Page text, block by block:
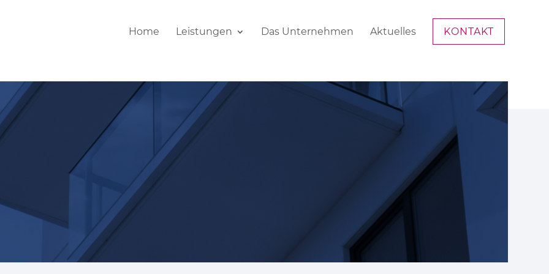
Home Leistungen Das Unternehmen Aktuelles KONTAKT